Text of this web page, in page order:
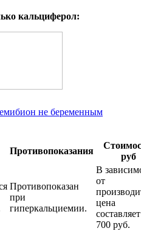
кальциферол:
не беременным
Противопоказания
руб
Противопоказан
при
гиперкальциемии.
В
от
цена
700 руб.